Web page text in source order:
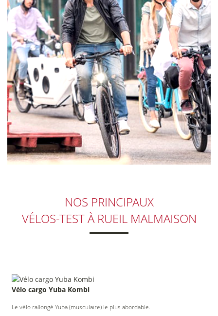
NOS PRINCIPAUX
VÉLOS-TESTÀ RUEIL MALMAISON
Vélo cargo Yuba Kombi
Le vélo rallongé Yuba (musculaire) le plus abordable.